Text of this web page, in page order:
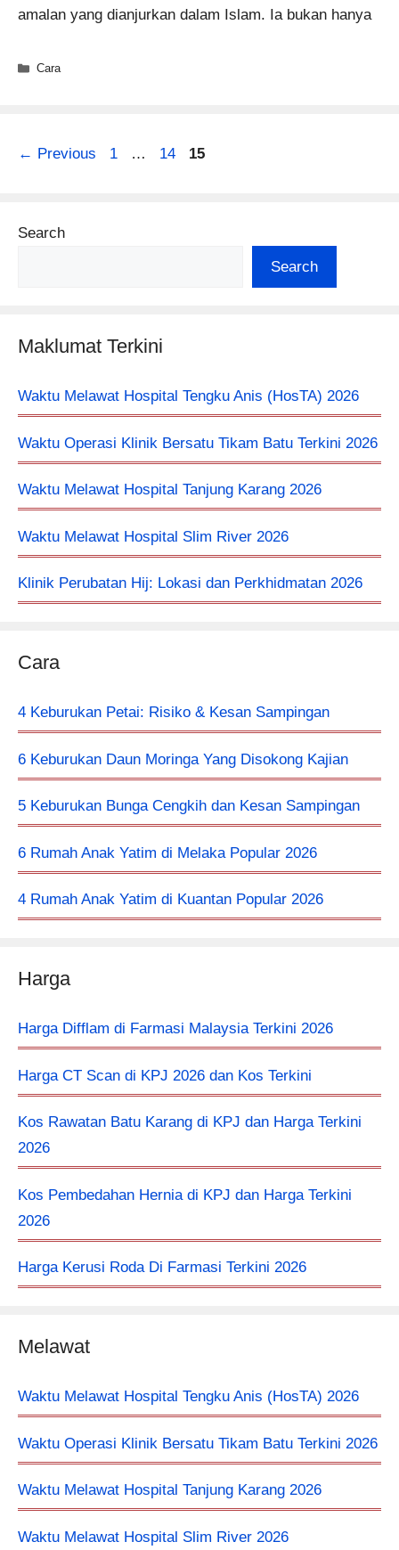
amalan yang dianjurkan dalam Islam. Ia bukan hanya
Categories
Cara
← Previous Page
1 … Page
14 Page
15
Search
Search
Maklumat Terkini
Waktu Melawat Hospital Tengku Anis (HosTA) 2026
Waktu Operasi Klinik Bersatu Tikam Batu Terkini 2026
Waktu Melawat Hospital Tanjung Karang 2026
Waktu Melawat Hospital Slim River 2026
Klinik Perubatan Hij: Lokasi dan Perkhidmatan 2026
Cara
4 Keburukan Petai: Risiko & Kesan Sampingan
6 Keburukan Daun Moringa Yang Disokong Kajian
5 Keburukan Bunga Cengkih dan Kesan Sampingan
6 Rumah Anak Yatim di Melaka Popular 2026
4 Rumah Anak Yatim di Kuantan Popular 2026
Harga
Harga Difflam di Farmasi Malaysia Terkini 2026
Harga CT Scan di KPJ 2026 dan Kos Terkini
Kos Rawatan Batu Karang di KPJ dan Harga Terkini
2026
Kos Pembedahan Hernia di KPJ dan Harga Terkini
2026
Harga Kerusi Roda Di Farmasi Terkini 2026
Melawat
Waktu Melawat Hospital Tengku Anis (HosTA) 2026
Waktu Operasi Klinik Bersatu Tikam Batu Terkini 2026
Waktu Melawat Hospital Tanjung Karang 2026
Waktu Melawat Hospital Slim River 2026